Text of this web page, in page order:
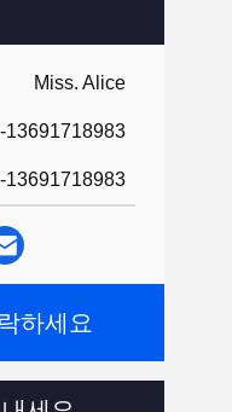
Miss. Alice
13691718983
13691718983
하세요